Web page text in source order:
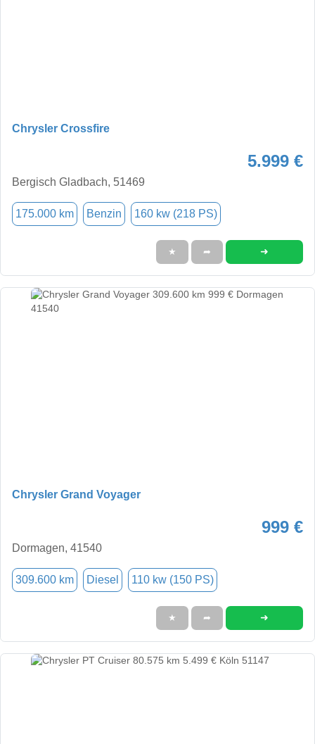
Chrysler Crossfire
5.999 €
Bergisch Gladbach, 51469
175.000 km Benzin 160 kw (218 PS)
★ ➦ ➜
Chrysler Grand Voyager
999 €
Dormagen, 41540
309.600 km Diesel 110 kw (150 PS)
★ ➦ ➜